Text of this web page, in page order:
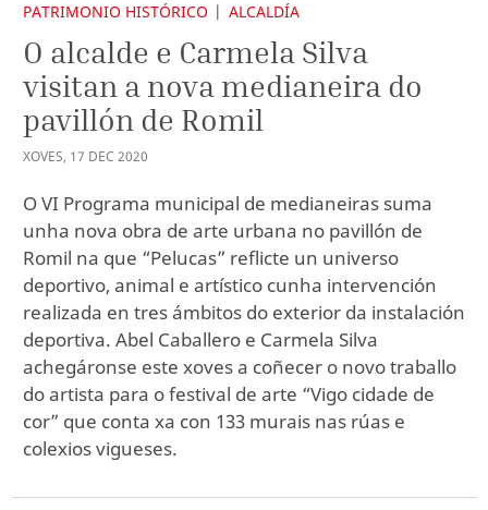
PATRIMONIO HISTÓRICO ALCALDÍA
O alcalde e Carmela Silva
visitan a nova medianeira do
pavillón de Romil
XOVES, 17 DEC 2020
O VI Programa municipal de medianeiras suma
unha nova obra de arte urbana no pavillón de
Romil na que “Pelucas” reflicte un universo
deportivo, animal e artístico cunha intervención
realizada en tres ámbitos do exterior da instalación
deportiva. Abel Caballero e Carmela Silva
achegáronse este xoves a coñecer o novo traballo
do artista para o festival de arte “Vigo cidade de
cor” que conta xa con 133 murais nas rúas e
colexios vigueses.